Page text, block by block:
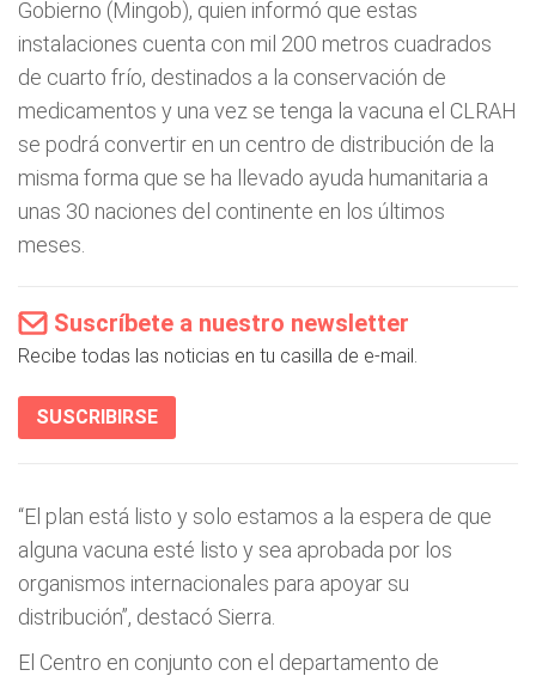
Gobierno (Mingob), quien informó que estas
instalaciones cuenta con mil 200 metros cuadrados
de cuarto frío, destinados a la conservación de
medicamentos y una vez se tenga la vacuna el CLRAH
se podrá convertir en un centro de distribución de la
misma forma que se ha llevado ayuda humanitaria a
unas 30 naciones del continente en los últimos
meses.
Suscríbete a nuestro newsletter
Recibe todas las noticias en tu casilla de e-mail.
SUSCRIBIRSE
“El plan está listo y solo estamos a la espera de que
alguna vacuna esté listo y sea aprobada por los
organismos internacionales para apoyar su
distribución”, destacó Sierra.
El Centro en conjunto con el departamento de